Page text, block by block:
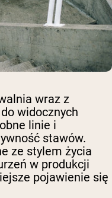
wraz z
widocznych
linie i
stawów.
ze stylem życia
w produkcji
pojawienie się